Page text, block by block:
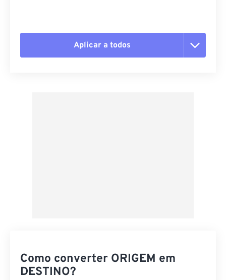
Aplicar a todos
Como converter ORIGEM em
DESTINO?